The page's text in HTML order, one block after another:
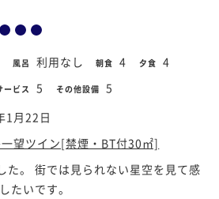
風呂 利用なし 朝食 4 夕食 4
ービス 5 その他設備 5
1月22日
一望ツイン[禁煙・BT付30㎡]
た。 街では見られない星空を見て感
たいです。